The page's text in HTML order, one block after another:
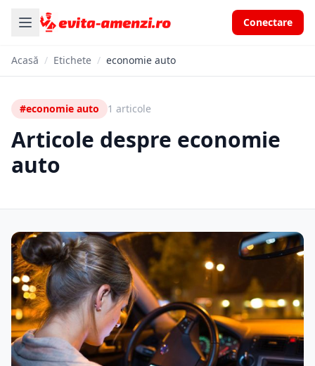
Conectare
Acasă / Etichete / economie auto
#economie auto 1 articole
Articole despre economie
auto